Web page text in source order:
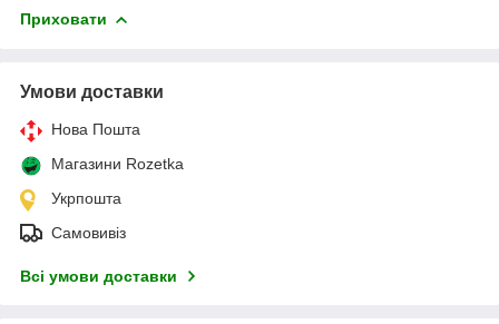
Приховати
Умови доставки
Нова Пошта
Магазини Rozetka
Укрпошта
Самовивіз
Всі умови доставки